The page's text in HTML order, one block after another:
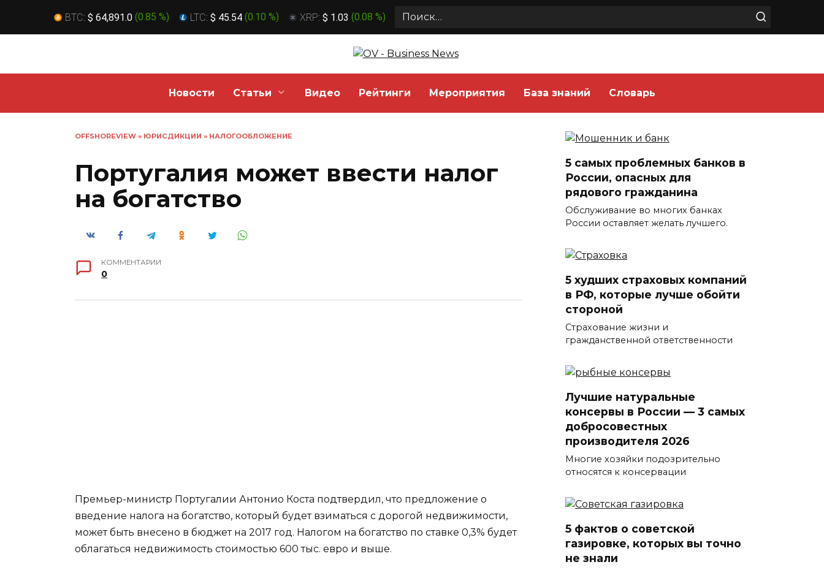
BTC: $ 64,891.0 (0.85 %) LTC: $ 45.54 (0.10 %) XRP: $ 1.03 (0.08 %)
Search
Новости
Статьи Видео Рейтинги Мероприятия База знаний Словарь
OFFSHOREVIEW » ЮРИСДИКЦИИ » НАЛОГООБЛОЖЕНИЕ
Португалия может ввести налог
на богатство
КОММЕНТАРИИ
0
Премьер-министр Португалии Антонио Коста подтвердил, что предложение о
введение налога на богатство, который будет взиматься с дорогой недвижимости,
может быть внесено в бюджет на 2017 год. Налогом на богатство по ставке 0,3% будет
облагаться недвижимость стоимостью 600 тыс. евро и выше.
5 самых проблемных банков в
России, опасных для
рядового гражданина
Обслуживание во многих банках
России оставляет желать лучшего.
5 худших страховых компаний
в РФ, которые лучше обойти
стороной
Страхование жизни и
гражданственной ответственности
Лучшие натуральные
консервы в России — 3 самых
добросовестных
производителя 2026
Многие хозяйки подозрительно
относятся к консервации
5 фактов о советской
газировке, которых вы точно
не знали